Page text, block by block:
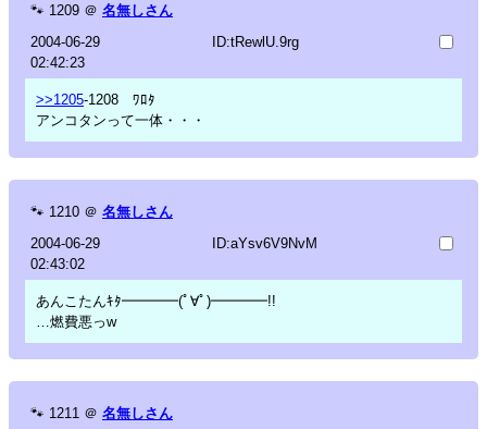
🐾 1209 ＠ 名無しさん
2004-06-29
02:42:23
ID:tRewlU.9rg
>>1205-1208 ﾜﾛﾀ
アンコタンって一体・・・
🐾 1210 ＠ 名無しさん
2004-06-29
02:43:02
ID:aYsv6V9NvM
あんこたんｷﾀ━━━━(ﾟ∀ﾟ)━━━━!!
…燃費悪っw
🐾 1211 ＠ 名無しさん